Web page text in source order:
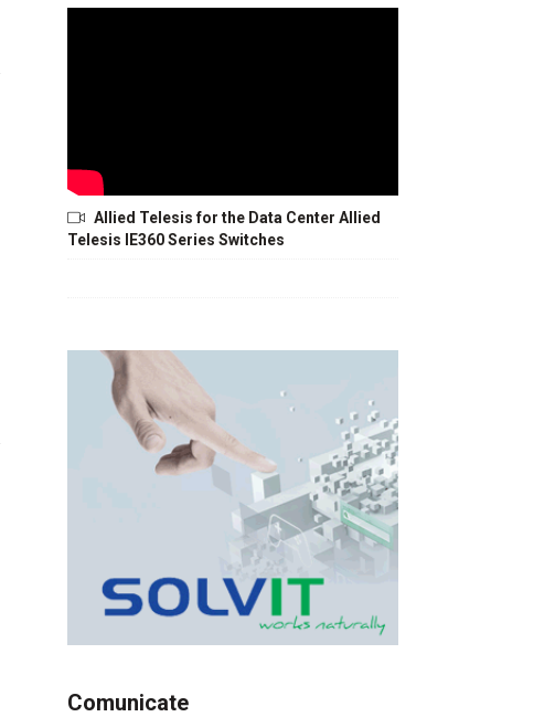
Allied Telesis for the Data Center Allied
Telesis IE360 Series Switches
Comunicate